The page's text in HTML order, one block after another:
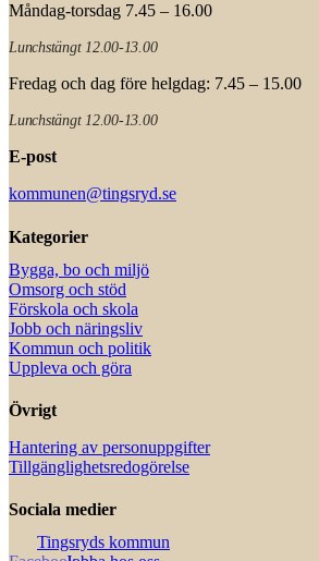
Måndag-torsdag 7.45 – 16.00
Lunchstängt 12.00-13.00
Fredag och dag före helgdag: 7.45 – 15.00
Lunchstängt 12.00-13.00
E-post
kommunen@tingsryd.se
Kategorier
Bygga, bo och miljö
Omsorg och stöd
Förskola och skola
Jobb och näringsliv
Kommun och politik
Uppleva och göra
Övrigt
Hantering av personuppgifter
Tillgänglighetsredogörelse
Sociala medier
Tingsryds kommun